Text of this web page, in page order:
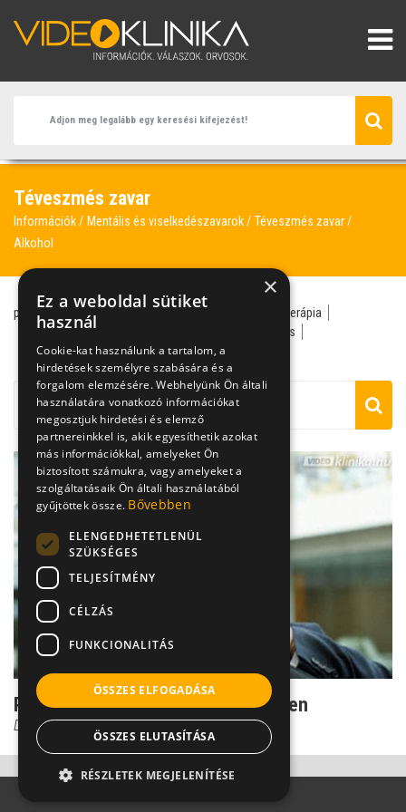
Téveszmés zavar
Információk Mentális és viselkedészavarok
Téveszmés zavar
Alkohol
paranoia pszichiáter
pszichoterápia
téveszme
téveszmék
elmagányosodás
heteroanamnézis
magány
Paranoia: alkohol is lehet a háttérben
Dr. Ormay István
×
Ez a weboldal sütiket
használ
Cookie-kat használunk a tartalom, a
hirdetések személyre szabására és a
forgalom elemzésére. Webhelyünk Ön általi
használatára vonatkozó információkat
megosztjuk hirdetési és elemző
partnereinkkel is, akik egyesíthetik azokat
más információkkal, amelyeket Ön
biztosított számukra, vagy amelyeket a
szolgáltatásaik Ön általi használatából
gyűjtöttek össze. Bővebben
ELENGEDHETETLENÜL
SZÜKSÉGES
TELJESÍTMÉNY
CÉLZÁS
FUNKCIONALITÁS
ÖSSZES ELFOGADÁSA
ÖSSZES ELUTASÍTÁSA
RÉSZLETEK MEGJELENÍTÉSE